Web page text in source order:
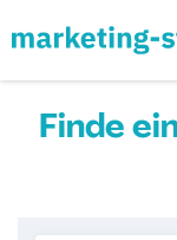
Finde